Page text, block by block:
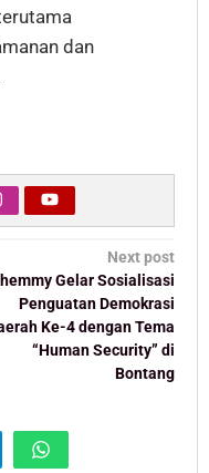
dan
Next post
Gelar Sosialisasi
Penguatan Demokrasi
Ke-4 dengan Tema
“Human Security” di
Bontang